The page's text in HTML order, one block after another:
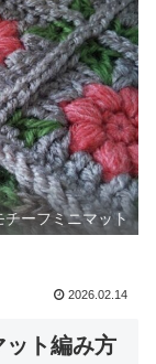
チーフミニマット
2026.02.14
ット編み方